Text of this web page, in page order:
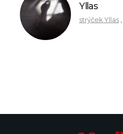
Yllas
strýček Yllas ,